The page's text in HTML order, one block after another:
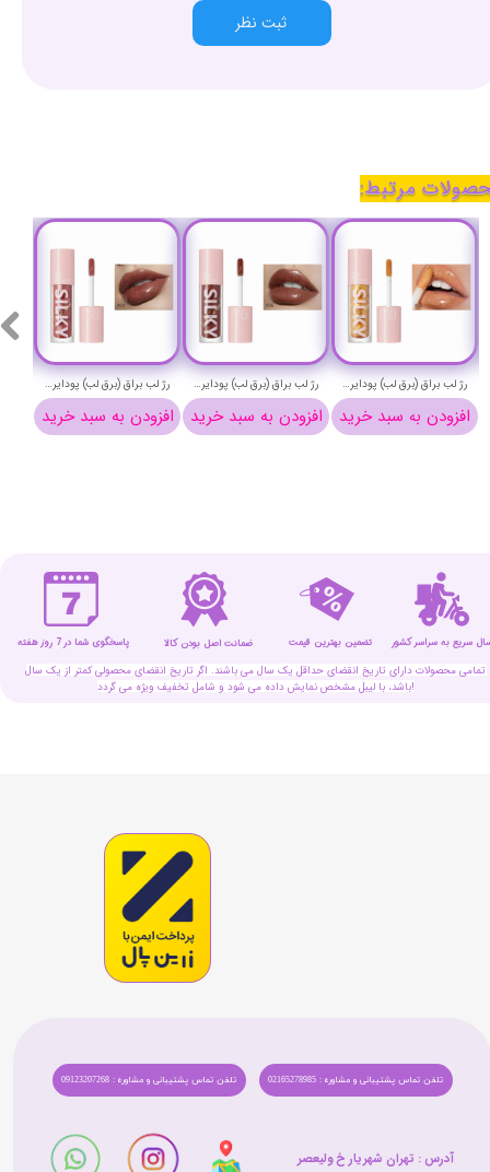
ثبت نظر
رژ لب براق (برق لب) پودایر شماره 4 - Pudaier silky lip gloss 4
افزودن به سبد خرید
رژ لب براق (برق لب) پودایر شماره 6 - Pudaier silky lip gloss 6
افزودن به سبد خرید
رژ لب براق (برق لب) پودایر شماره 15 - Pudaier silky lip gloss 15
افزودن به سبد خرید
مرتبط:
تمامی محصولات دارای تاریخ انقضای حداقل یک سال می باشند. اگر تاریخ انقضای محصولی کمتر از یک سال
باشد، با لیبل مشخص نمایش داده می شود و شامل تخفیف ویژه می گردد!
ضمانت اصل بودن کالا تضمین بهترین قیمت پاسخگوی شما در 7 روز هفته سریع به سراسر کشور
تلفن تماس پشتیبانی و مشاوره : 09123207268 تلفن تماس پشتیبانی و مشاوره : 02165278985
آدرس : تهران شهریار خ ولیعصر​​​​​​​